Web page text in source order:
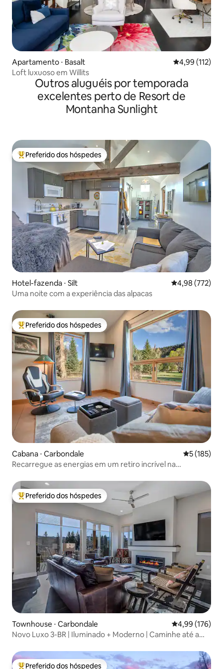
Apartamento ⋅ Basalt 4,99 de uma
4,99 (112)
Loft luxuoso em Willits
Outros aluguéis por temporada
excelentes perto de Resort de
Montanha Sunlight
Entre os melhores preferidos dos hóspedes
Preferido dos hóspedes
Hotel-fazenda ⋅ Silt 4,98 de uma
4,98 (772)
Uma noite com a experiência das alpacas
Entre os melhores preferidos dos hóspedes
Preferido dos hóspedes
Cabana ⋅ Carbondale 5 de uma
5 (185)
Recarregue as energias em um retiro incrível na
Entre os melhores preferidos dos hóspedes
Preferido dos hóspedes
Townhouse ⋅ Carbondale 4,99 de uma
4,99 (176)
Novo Luxo 3-BR | Iluminado + Moderno | Caminhe até a
Preferido dos hóspedes